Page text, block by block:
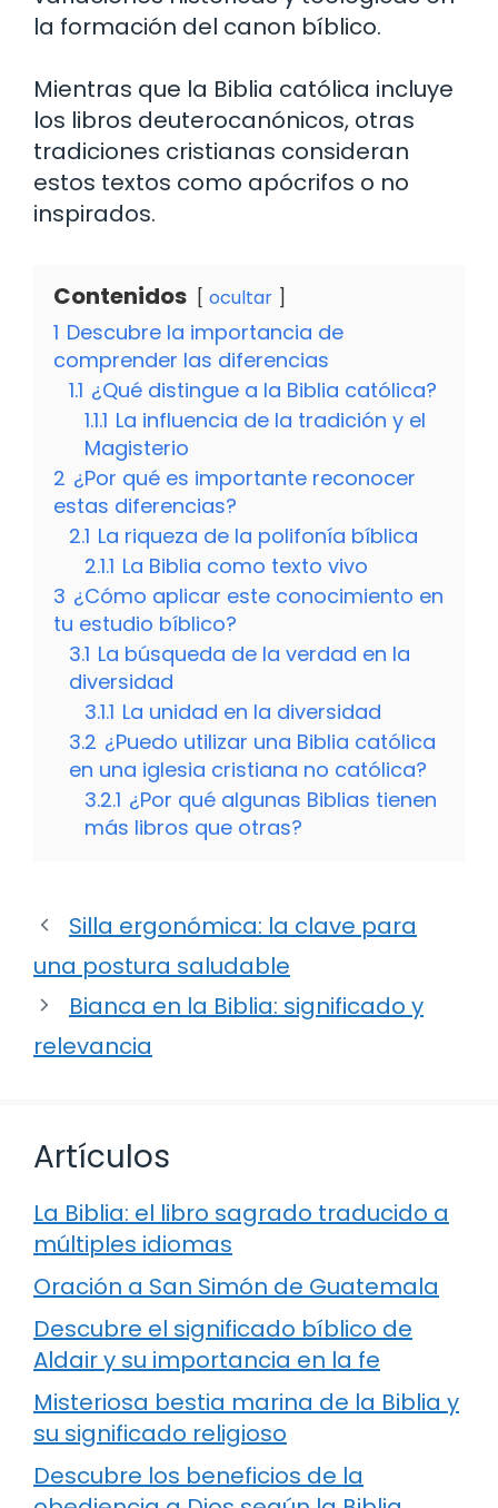
la formación del canon bíblico.
Mientras que la Biblia católica incluye
los libros deuterocanónicos, otras
tradiciones cristianas consideran
estos textos como apócrifos o no
inspirados.
Contenidos ocultar
1 Descubre la importancia de
comprender las diferencias
1.1 ¿Qué distingue a la Biblia católica?
1.1.1 La influencia de la tradición y el
Magisterio
2 ¿Por qué es importante reconocer
estas diferencias?
2.1 La riqueza de la polifonía bíblica
2.1.1 La Biblia como texto vivo
3 ¿Cómo aplicar este conocimiento en
tu estudio bíblico?
3.1 La búsqueda de la verdad en la
diversidad
3.1.1 La unidad en la diversidad
3.2 ¿Puedo utilizar una Biblia católica
en una iglesia cristiana no católica?
3.2.1 ¿Por qué algunas Biblias tienen
más libros que otras?
Silla ergonómica: la clave para
una postura saludable
Bianca en la Biblia: significado y
relevancia
Artículos
La Biblia: el libro sagrado traducido a
múltiples idiomas
Oración a San Simón de Guatemala
Descubre el significado bíblico de
Aldair y su importancia en la fe
Misteriosa bestia marina de la Biblia y
su significado religioso
Descubre los beneficios de la